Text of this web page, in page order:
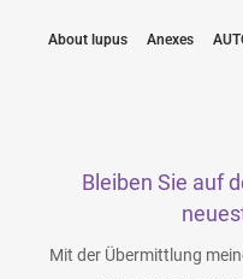
About lupus Anexes
Bleiben Sie auf
Mit der Übermittlung